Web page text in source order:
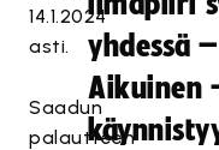
14.1.2024
asti.
Saadun
palautteen
yhdessä
Aikuinen